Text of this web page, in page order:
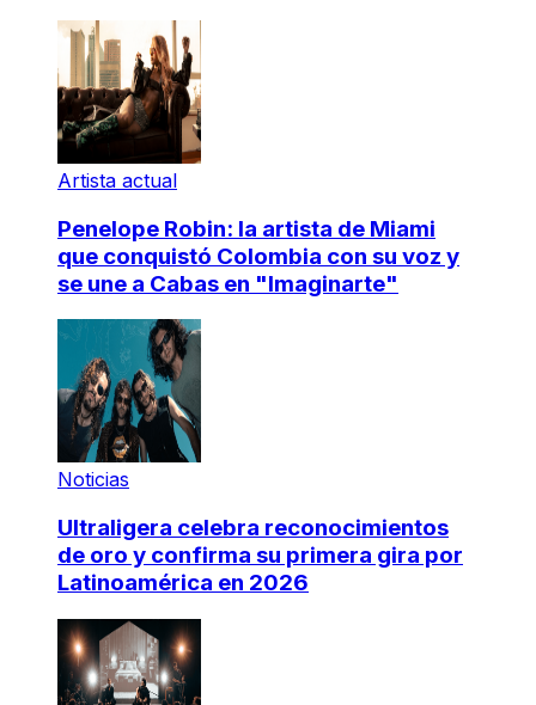
Artista actual
Penelope Robin: la artista de Miami
que conquistó Colombia con su voz y
se une a Cabas en "Imaginarte"
Noticias
Ultraligera celebra reconocimientos
de oro y confirma su primera gira por
Latinoamérica en 2026